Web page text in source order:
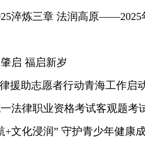
淬炼三章 法润高原——2025
启 福启新岁
援助志愿者行动青海工作启
法律职业资格考试客观题考
+文化浸润” 守护青少年健康